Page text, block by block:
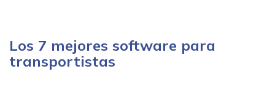
Los 7 mejores software para
transportistas